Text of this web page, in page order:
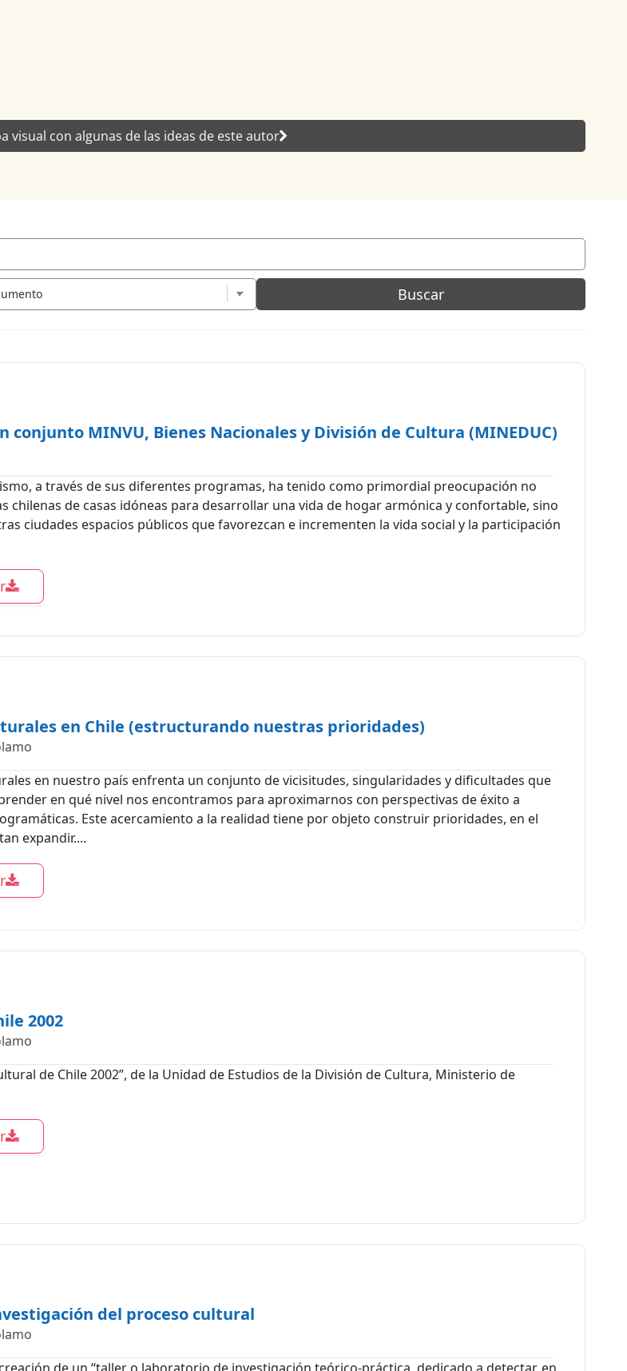
visual con algunas de las ideas de este autor
conjunto MINVU, Bienes Nacionales y División de Cultura (MINEDUC)
a través de sus diferentes programas, ha tenido como primordial preocupación no
chilenas de casas idóneas para desarrollar una vida de hogar armónica y confortable, sino
ciudades espacios públicos que favorezcan e incrementen la vida social y la participación
en Chile (estructurando nuestras prioridades)
en nuestro país enfrenta un conjunto de vicisitudes, singularidades y dificultades que
en qué nivel nos encontramos para aproximarnos con perspectivas de éxito a
Este acercamiento a la realidad tiene por objeto construir prioridades, en el
expandir....
2002
de Chile 2002”, de la Unidad de Estudios de la División de Cultura, Ministerio de
del proceso cultural